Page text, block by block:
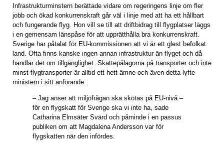
Infrastrukturminstern berättade vidare om regeringens linje om fler
jobb och ökad konkurrenskraft går väl i linje med att ha ett hållbart
och fungerande flyg. Hon vill se till att driftbidrag till flygplatser läggs
i en gemensam länspåse för att upprätthålla bra konkurrenskraft.
Sverige har påtalat för EU-kommissionen att vi är ett glest befolkat
land. Ofta finns kanske ingen annan infrastruktur än flyget och då
handlar det om tillgänglighet. Skattepålagorna på transporter och inte
minst flygtransporter är alltid ett hett ämne och även detta lyfte
ministern i sitt anförande:
– Jag anser att miljöfrågan ska skötas på EU-nivå –
för en flygskatt för Sverige ska vi inte ha, sade
Catharina Elmsäter Svärd och påminde i en passus
publiken om att Magdalena Andersson var för
flygskatten när den infördes.